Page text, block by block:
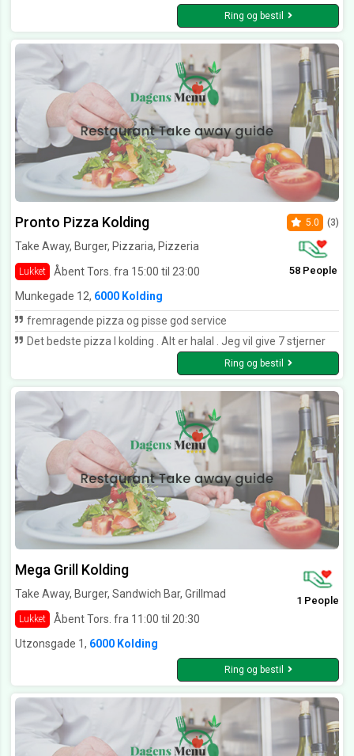
Ring og bestil
Pronto Pizza Kolding
Take Away, Burger, Pizzaria, Pizzeria
Lukket Åbent Tors. fra 15:00 til 23:00
5.0 (3)
58 People
Munkegade 12, 6000 Kolding
fremragende pizza og pisse god service
Det bedste pizza I kolding . Alt er halal . Jeg vil give 7 stjerner
Ring og bestil
Mega Grill Kolding
Take Away, Burger, Sandwich Bar, Grillmad
Lukket Åbent Tors. fra 11:00 til 20:30
1 People
Utzonsgade 1, 6000 Kolding
Ring og bestil